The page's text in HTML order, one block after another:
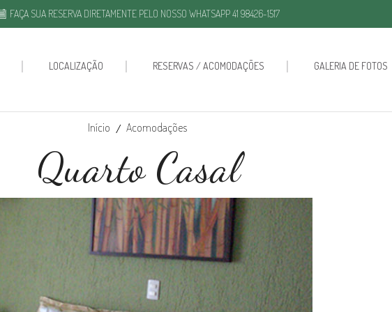
FAÇA SUA RESERVA DIRETAMENTE PELO NOSSO WHATSAPP 41 98426-1517
LOCALIZAÇÃO RESERVAS / ACOMODAÇÕES GALERIA DE FOTOS
Início / Acomodações
Quarto Casal